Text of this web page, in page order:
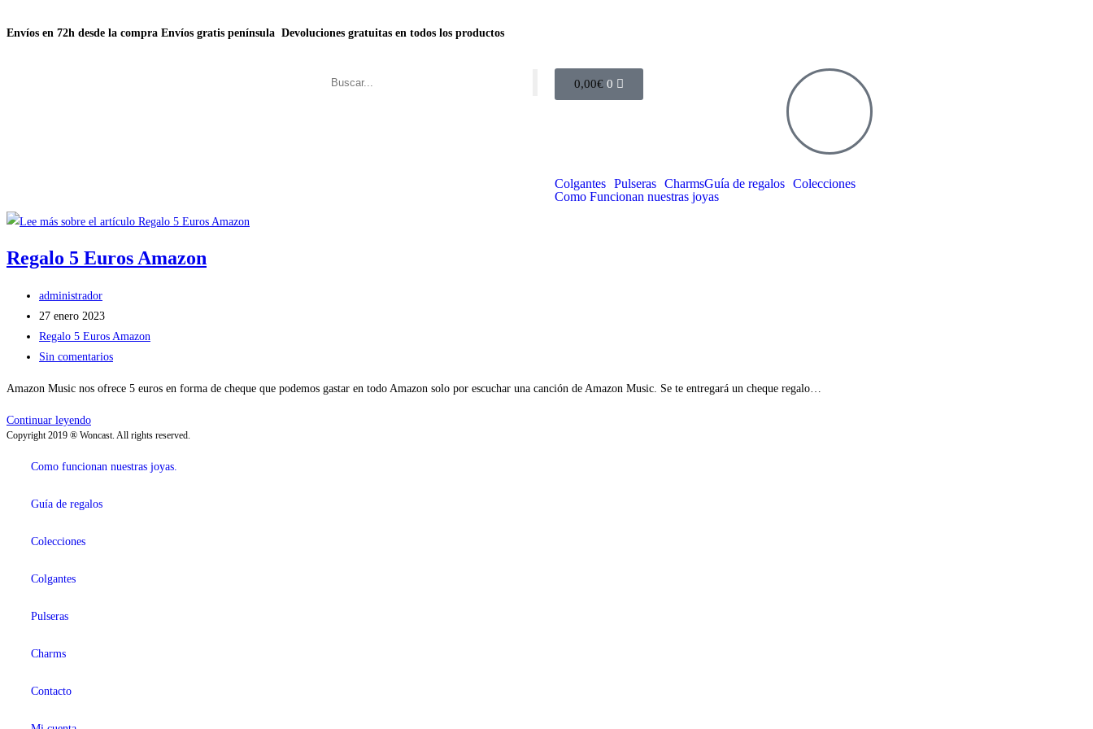
Envíos en 72h desde la compra Envíos gratis península Devoluciones gratuitas en todos los productos
0,00€ 0
Colgantes Pulseras CharmsGuía de regalos Colecciones
Como Funcionan nuestras joyas
Regalo 5 Euros Amazon
administrador
27 enero 2023
Regalo 5 Euros Amazon
Sin comentarios
Amazon Music nos ofrece 5 euros en forma de cheque que podemos gastar en todo Amazon solo por escuchar una canción de Amazon Music. Se te entregará un cheque regalo…
Continuar leyendo
Copyright 2019 ® Woncast. All rights reserved.
Como funcionan nuestras joyas.
Guía de regalos
Colecciones
Colgantes
Pulseras
Charms
Contacto